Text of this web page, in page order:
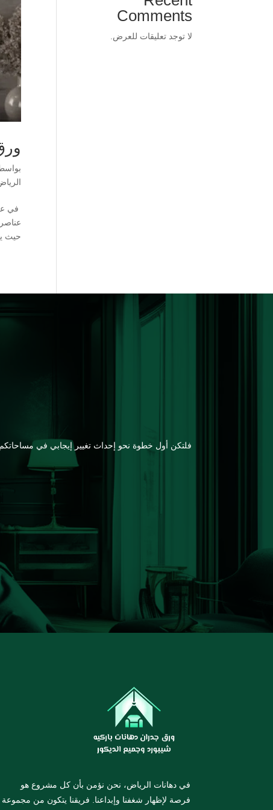
في
حيث
Comments
لا توجد تعليقات للعرض.
فلتكن أول خطوة نحو إحداث تغيير إيجابي في
في دهانات الرياض، نحن نؤمن بأن كل مشروع هو
فرصة لإظهار شغفنا وإبداعنا. فريقنا يتكون من مجموعة